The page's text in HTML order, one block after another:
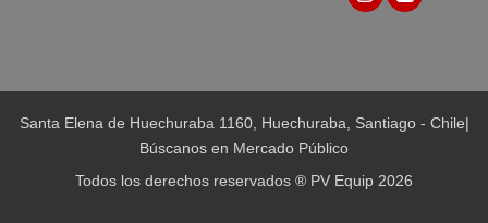
Santa Elena de Huechuraba 1160, Huechuraba, Santiago - Chile|
Búscanos en Mercado Público
Todos los derechos reservados ® PV Equip 2026